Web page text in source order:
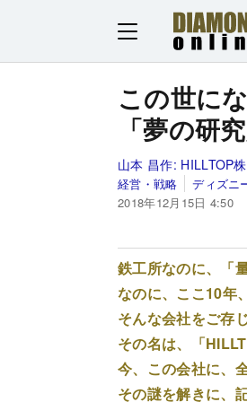
この世に
「夢の研
山本 昌作: HILLTOP
経営・戦略
ディズニ
2018年12月15日 4:50
鉄工所なのに、「
なのに、ここ10年
そんな会社をご存
その名は、「
今、この会社に、
その謎を解きに、